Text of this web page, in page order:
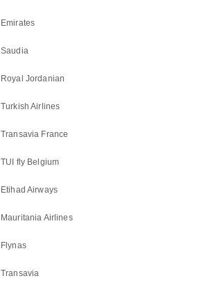
Emirates
Saudia
Royal Jordanian
Turkish Airlines
Transavia France
TUI fly Belgium
Etihad Airways
Mauritania Airlines
Flynas
Transavia